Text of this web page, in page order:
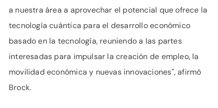
a nuestra área a aprovechar el potencial que ofrece la
tecnología cuántica para el desarrollo económico
basado en la tecnología, reuniendo a las partes
interesadas para impulsar la creación de empleo, la
movilidad económica y nuevas innovaciones", afirmó
Brock.